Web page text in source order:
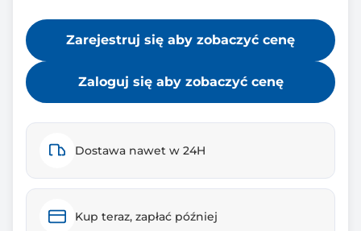
Zarejestruj się aby zobaczyć cenę
Zaloguj się aby zobaczyć cenę
Dostawa nawet w 24H
Kup teraz, zapłać później